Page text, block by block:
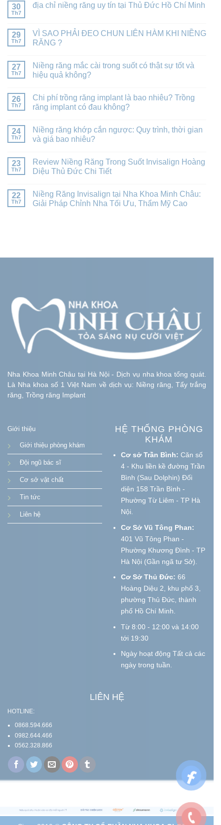
30
Th7
địa chỉ niềng răng uy tín tại Thủ Đức Hồ Chí Minh
29
Th7
VÌ SAO PHẢI ĐEO CHUN LIÊN HÀM KHI NIỀNG
RĂNG ?
27
Th7
Niềng răng mắc cài trong suốt có thật sự tốt và
hiệu quả không?
26
Th7
Chi phí trồng răng implant là bao nhiêu? Trồng
răng implant có đau không?
24
Th7
Niềng răng khớp cắn ngược: Quy trình, thời gian
và giá bao nhiêu?
23
Th7
Review Niềng Răng Trong Suốt Invisalign Hoàng
Diệu Thủ Đức Chi Tiết
22
Th7
Niềng Răng Invisalign tại Nha Khoa Minh Châu:
Giải Pháp Chỉnh Nha Tối Ưu, Thẩm Mỹ Cao
Nha Khoa Minh Châu tại Hà Nội - Dịch vụ nha khoa tổng quát.
Là Nha khoa số 1 Việt Nam về dịch vụ: Niềng răng, Tẩy trắng
răng, Trồng răng Implant
Giới thiệu
Giới thiệu phòng khám
Đội ngũ bác sĩ
Cơ sở vật chất
Tin tức
Liên hệ
HỆ THỐNG PHÒNG
KHÁM
Cơ sở Trần Bình: Căn số
4 - Khu liền kề đường Trần
Bình (Sau Dolphin) Đối
diện 158 Trần Bình -
Phường Từ Liêm - TP Hà
Nội.
Cơ Sở Vũ Tông Phan:
401 Vũ Tông Phan -
Phường Khương Đình - TP
Hà Nội (Gần ngã tư Sở).
Cơ Sở Thủ Đức:66
Hoàng Diệu 2, khu phố 3,
phường Thủ Đức, thành
phố Hồ Chí Minh.
Từ 8:00 - 12:00 và 14:00
tới 19:30
Ngày hoạt động Tất cả các
ngày trong tuần.
LIÊN HỆ
HOTLINE:
0868.594.666
0982.644.466
0562.328.866